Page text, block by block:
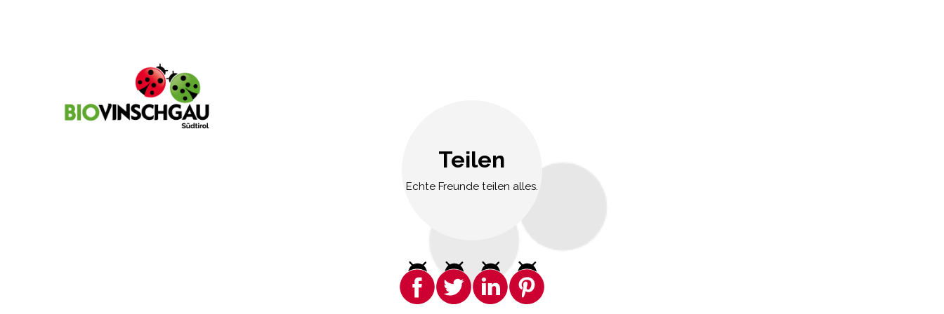
Teilen
Echte Freunde teilen alles.